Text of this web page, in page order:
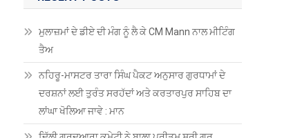
ਮੁਲਾਜ਼ਮਾਂ ਦੇ ਡੀਏ ਦੀ ਮੰਗ ਨੂੰ ਲੈ ਕੇ CM Mann ਨਾਲ ਮੀਟਿੰਗ
ਤੈਅ
ਨਹਿਰੂ-ਮਾਸਟਰ ਤਾਰਾ ਸਿੰਘ ਪੈਕਟ ਅਨੁਸਾਰ ਗੁਰਧਾਮਾਂ ਦੇ
ਦਰਸ਼ਨਾਂ ਲਈ ਤੁਰੰਤ ਸਰਹੱਦਾਂ ਅਤੇ ਕਰਤਾਰਪੁਰ ਸਾਹਿਬ ਦਾ
ਲਾਂਘਾ ਖੋਲਿਆ ਜਾਵੇ : ਮਾਨ